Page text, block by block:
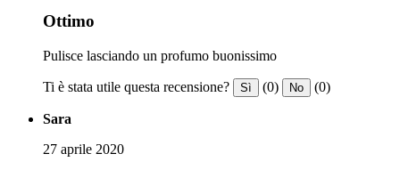
Ottimo
Pulisce lasciando un profumo buonissimo
Ti è stata utile questa recensione? Sì (0) No (0)
Sara
27 aprile 2020